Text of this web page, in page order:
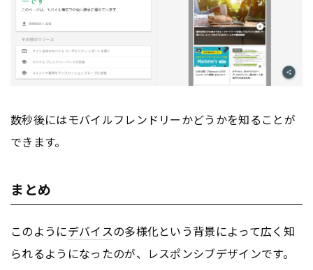
数秒後にはモバイルフレンドリーかどうかを知ることが
できます。
まとめ
このようにデバイスの多様化という背景によって広く知
られるようになったのが、レスポンシブデザインです。